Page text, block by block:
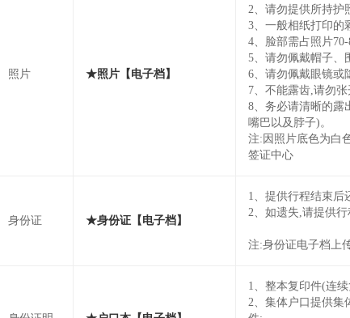
照片 ★照片【电子档】
2、请勿提供所持护
3、一般相纸打印的
4、脸部需占照片
5、请勿佩戴帽子、
6、请勿佩戴眼镜或
7、不能露齿,请勿张
8、务必请清晰的露
嘴巴以及脖子)。
注:因照片底色为白
签证中心
身份证 ★身份证【电子档】
1、提供行程结束后
2、如遗失,请提供
注:身份证电子档上
1、整本复印件(连
2、集体户口提供集